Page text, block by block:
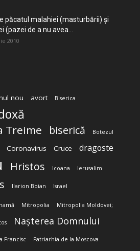
păcatul malahiei (masturbării) şi
(pazei de a nu avea...
2010
nou avort Biserica
Treime biserică Botezul
Coronavirus Cruce dragoste
Hristos Icoana Ierusalim
Ilarion Boian Israel
Mitropolia Mitropolia Moldovei;
Nașterea Domnului
Francisc Patriarhia de la Moscova